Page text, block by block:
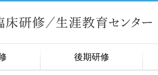
後期研修